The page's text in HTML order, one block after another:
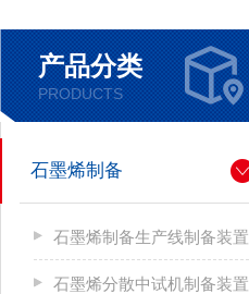
产品分类
PRODUCTS
石墨烯制备
石墨烯制备生产线制备装置
石墨烯分散中试机制备装置